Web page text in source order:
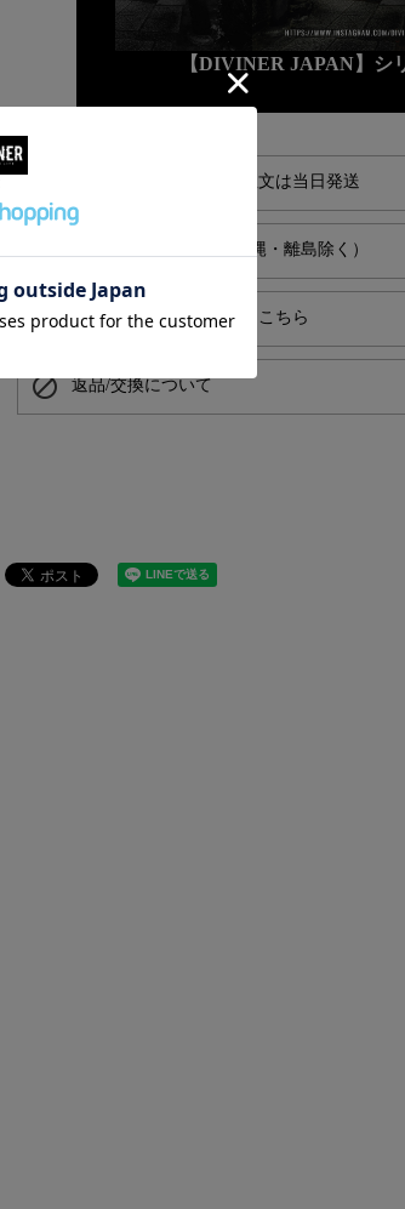
【DIVINER JAPAN】
平日お昼13時までのご注文は当日発送
local_shipping 送料550円でお届け（沖縄・離島除く）
card_giftcard プレゼントラッピングはこちら
block 返品/交換について